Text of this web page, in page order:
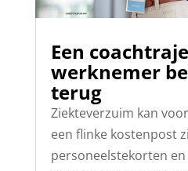
Een
werknemer
terug
Ziekteverzuim kan
een flinke kostenpost
personeelstekorten